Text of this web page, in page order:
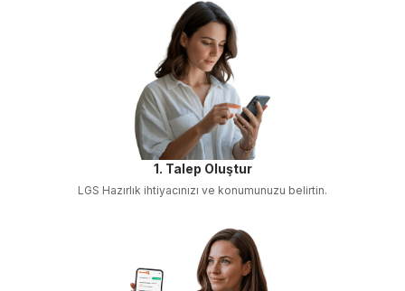
1. Talep Oluştur
LGS Hazırlık ihtiyacınızı ve konumunuzu belirtin.